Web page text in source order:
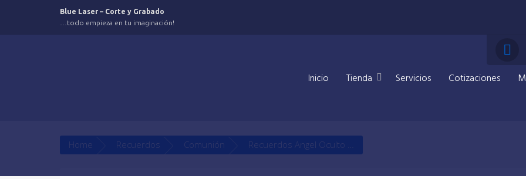
Blue Laser – Corte y Grabado
…todo empieza en tu imaginación!
Inicio Tienda Servicios Cotizaciones
Home Recuerdos Comunión Recuerdos Angel Oculto Caliz – Acrilico Plateado (Docena)